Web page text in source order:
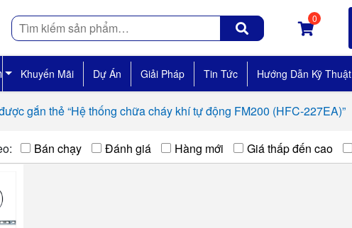
Tìm
kiếm
0
Khuyến Mãi Dự Án Giải Pháp Tin Tức Hướng Dẫn Kỹ Thuật
gắn thẻ “Hệ thống chữa cháy khí tự động FM200 (HFC-227EA)”
Bán chạy Đánh giá Hàng mới Giá thấp đến cao